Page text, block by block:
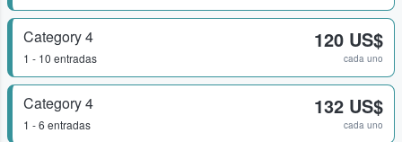
Category 4
1 - 10 entradas
120 US$
cada uno
Category 4
1 - 6 entradas
132 US$
cada uno